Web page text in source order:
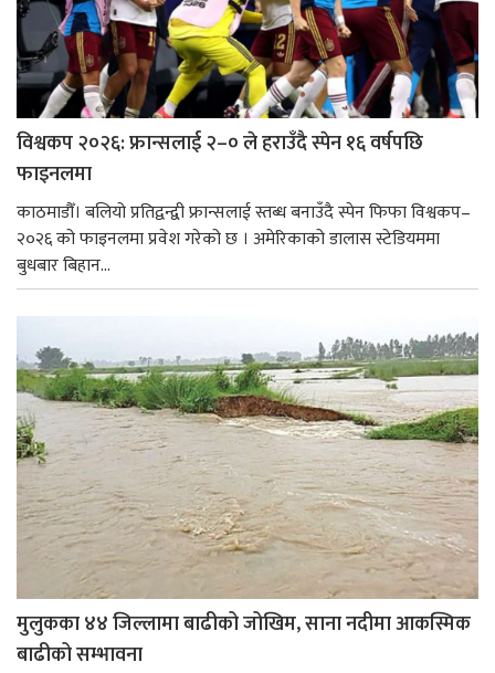
विश्वकप २०२६: फ्रान्सलाई २–० ले हराउँदै स्पेन १६ वर्षपछि
फाइनलमा
काठमाडौँ। बलियो प्रतिद्वन्द्वी फ्रान्सलाई स्तब्ध बनाउँदै स्पेन फिफा विश्वकप–
२०२६ को फाइनलमा प्रवेश गरेको छ । अमेरिकाको डालास स्टेडियममा
बुधबार बिहान...
मुलुकका ४४ जिल्लामा बाढीको जोखिम, साना नदीमा आकस्मिक
बाढीको सम्भावना